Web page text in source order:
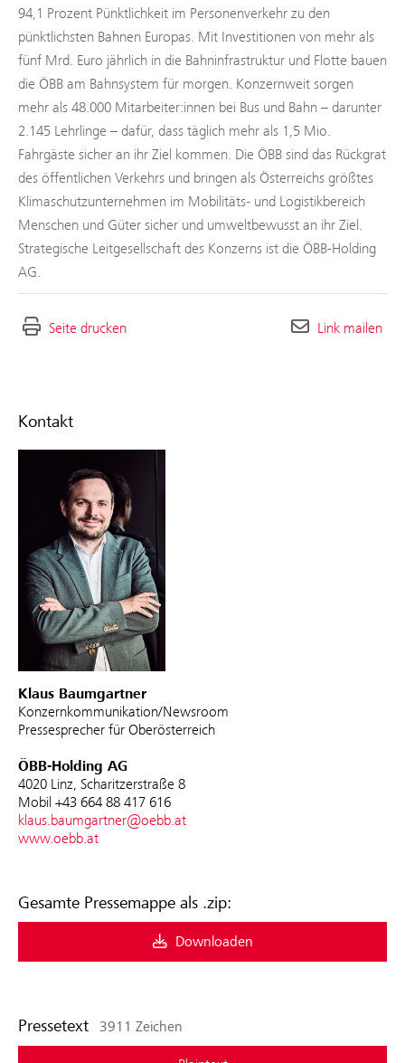
Kontakt
Klaus Baumgartner
Konzernkommunikation/Newsroom
Pressesprecher für Oberösterreich
ÖBB-Holding AG
4020 Linz, Scharitzerstraße 8
Mobil +43 664 88 417 616
klaus.baumgartner@oebb.at
www.oebb.at
Gesamte Pressemappe als .zip:
Downloaden
Pressetext 3911 Zeichen
94,1 Prozent Pünktlichkeit im Personenverkehr zu den
pünktlichsten Bahnen Europas. Mit Investitionen von mehr als
fünf Mrd. Euro jährlich in die Bahninfrastruktur und Flotte bauen
die ÖBB am Bahnsystem für morgen. Konzernweit sorgen
mehr als 48.000 Mitarbeiter:innen bei Bus und Bahn – darunter
2.145 Lehrlinge – dafür, dass täglich mehr als 1,5 Mio.
Fahrgäste sicher an ihr Ziel kommen. Die ÖBB sind das Rückgrat
des öffentlichen Verkehrs und bringen als Österreichs größtes
Klimaschutzunternehmen im Mobilitäts- und Logistikbereich
Menschen und Güter sicher und umweltbewusst an ihr Ziel.
Strategische Leitgesellschaft des Konzerns ist die ÖBB-Holding
AG.
Seite drucken Link mailen